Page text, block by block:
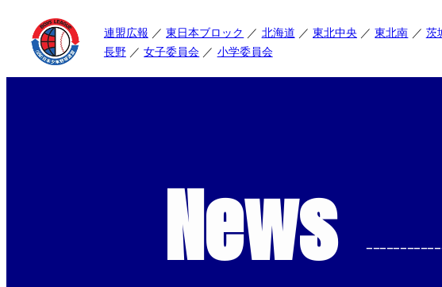
連盟広報 東日本ブロック 北海道 東北中央 東北南 茨
長野
女子委員会 小学委員会
News